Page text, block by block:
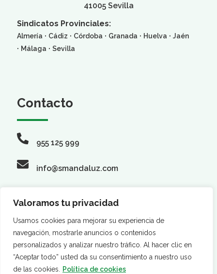
Valoramos tu privacidad
Usamos cookies para mejorar su experiencia de
navegación, mostrarle anuncios o contenidos
personalizados y analizar nuestro tráfico. Al hacer clic en
“Aceptar todo” usted da su consentimiento a nuestro uso
de las cookies.
Política de cookies
41005 Sevilla
Sindicatos Provinciales:
Almería · Cádiz · Córdoba · Granada · Huelva · Jaén
· Málaga · Sevilla
Contacto
955 125 999
info@smandaluz.com
Síguenos